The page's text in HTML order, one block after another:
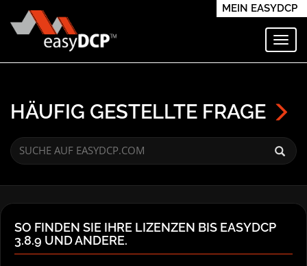
MEIN EASYDCP
HÄUFIG GESTELLTE FRAGE
SO FINDEN SIE IHRE LIZENZEN BIS EASYDCP
3.8.9 UND ANDERE.